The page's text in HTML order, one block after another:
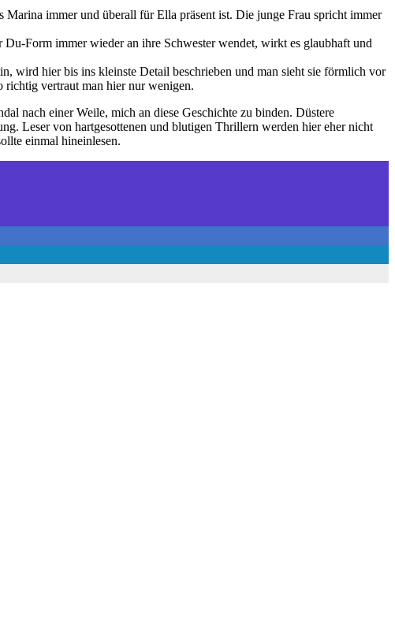
immer und überall für Ella präsent ist. Die junge Frau spricht immer
Form immer wieder an ihre Schwester wendet, wirkt es glaubhaft und
wird hier bis ins kleinste Detail beschrieben und man sieht sie förmlich vor
richtig vertraut man hier nur wenigen.
nach einer Weile, mich an diese Geschichte zu binden. Düstere
Leser von hartgesottenen und blutigen Thrillern werden hier eher nicht
einmal hineinlesen.